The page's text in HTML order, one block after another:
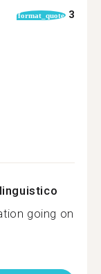
format_quote 3
going on